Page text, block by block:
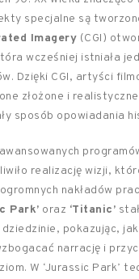
specjalne są
Imagery (CGI)
wcześniej istniała
Dzięki CGI, artyści
złożone i
sposób opowiadania
realizację wizji,
nakładów
Park’ oraz ‘Titanic’
dziedzinie, pokazując,
narrację i
W ‘Jurassic Park’